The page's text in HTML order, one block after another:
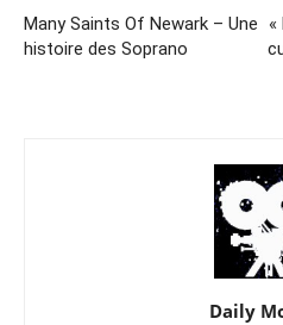
Many Saints Of Newark – Une
histoire des Soprano
Daily